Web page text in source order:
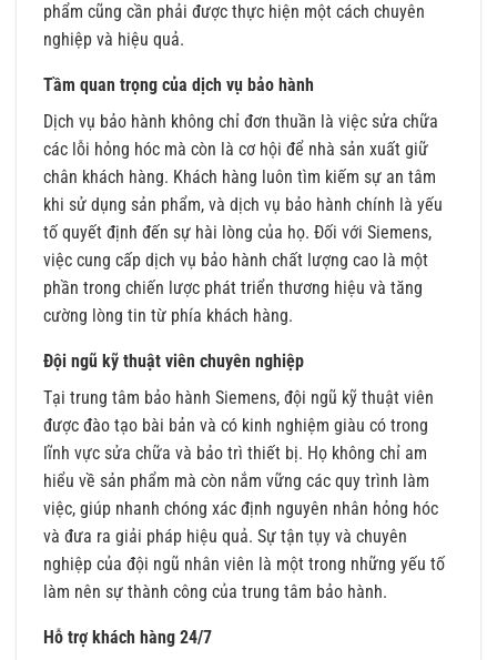
phẩm cũng cần phải được thực hiện một cách chuyên
nghiệp và hiệu quả.
Tầm quan trọng của dịch vụ bảo hành
Dịch vụ bảo hành không chỉ đơn thuần là việc sửa chữa
các lỗi hỏng hóc mà còn là cơ hội để nhà sản xuất giữ
chân khách hàng. Khách hàng luôn tìm kiếm sự an tâm
khi sử dụng sản phẩm, và dịch vụ bảo hành chính là yếu
tố quyết định đến sự hài lòng của họ. Đối với Siemens,
việc cung cấp dịch vụ bảo hành chất lượng cao là một
phần trong chiến lược phát triển thương hiệu và tăng
cường lòng tin từ phía khách hàng.
Đội ngũ kỹ thuật viên chuyên nghiệp
Tại trung tâm bảo hành Siemens, đội ngũ kỹ thuật viên
được đào tạo bài bản và có kinh nghiệm giàu có trong
lĩnh vực sửa chữa và bảo trì thiết bị. Họ không chỉ am
hiểu về sản phẩm mà còn nắm vững các quy trình làm
việc, giúp nhanh chóng xác định nguyên nhân hỏng hóc
và đưa ra giải pháp hiệu quả. Sự tận tụy và chuyên
nghiệp của đội ngũ nhân viên là một trong những yếu tố
làm nên sự thành công của trung tâm bảo hành.
Hỗ trợ khách hàng 24/7